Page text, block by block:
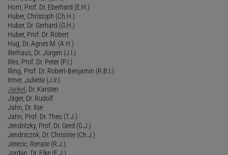
Horn, Prof. Dr. Eberhard (E.H.)
Huber, Christoph (Ch.H.)
Huber, Dr. Gerhard (G.H.)
Huber, Prof. Dr. Robert
Hug, Dr. Agnes M. (A.H.)
Illerhaus, Dr. Jürgen (J.I.)
Illes, Prof. Dr. Peter (P.I.)
Illing, Prof. Dr. Robert-Benjamin (R.B.I.)
Irmer, Juliette (J.Ir.)
Jaekel , Dr. Karsten
Jäger, Dr. Rudolf
Jahn, Dr. Ilse
Jahn, Prof. Dr. Theo (T.J.)
Jendritzky, Prof. Dr. Gerd (G.J.)
Jendrsczok, Dr. Christine (Ch.J.)
Jerecic, Renate (R.J.)
Jordan, Dr. Elke (E.J.)